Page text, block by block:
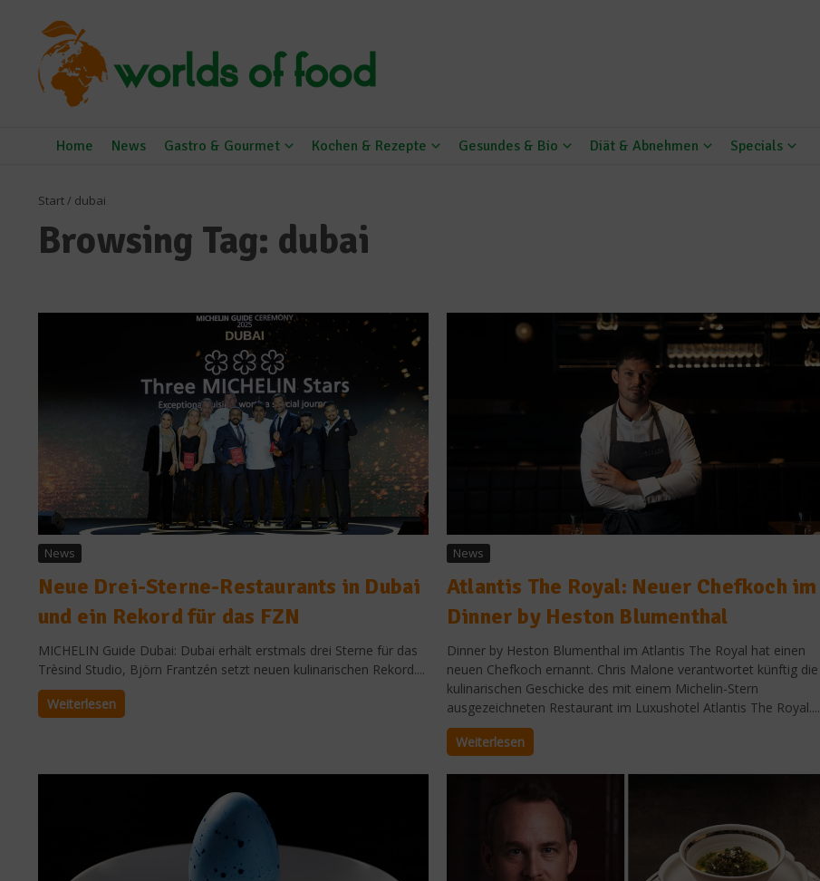
Home News Gastro & Gourmet Kochen & Rezepte Gesundes & Bio Diät & Abnehmen Specials
Start/ dubai
Browsing Tag: dubai
News
Neue Drei-Sterne-Restaurants in Dubai
und ein Rekord für das FZN
MICHELIN Guide Dubai: Dubai erhält erstmals drei Sterne für das
Trèsind Studio, Björn Frantzén setzt neuen kulinarischen Rekord....
Weiterlesen
News
Atlantis The Royal: Neuer Chefkoch im
Dinner by Heston Blumenthal
Dinner by Heston Blumenthal im Atlantis The Royal hat einen
neuen Chefkoch ernannt. Chris Malone verantwortet künftig die
kulinarischen Geschicke des mit einem Michelin-Stern
ausgezeichneten Restaurant im Luxushotel Atlantis The Royal....
Weiterlesen